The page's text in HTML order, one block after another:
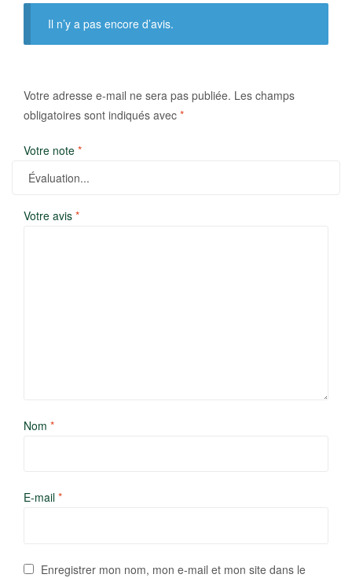
Il n’y a pas encore d’avis.
Votre adresse e-mail ne sera pas publiée. Les champs
obligatoires sont indiqués avec *
Votre note *
Votre avis *
Nom *
E-mail *
Enregistrer mon nom, mon e-mail et mon site dans le